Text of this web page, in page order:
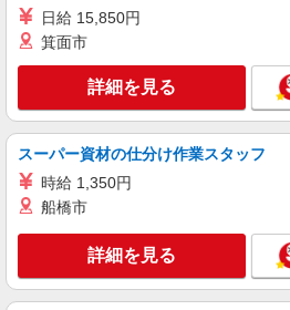
アルバイト
なか卯 大須店
接客・調理スタッ
時給1170円
生：時給1140円
愛知県名古屋市
アルバイト パート
炭火焼干物定食 しんぱち食堂 名古屋
日給 15,850円
箕面市
詳細を見る
スーパー資材の仕分け作業スタッフ
時給 1,350円
船橋市
詳細を見る